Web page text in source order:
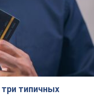
типичных